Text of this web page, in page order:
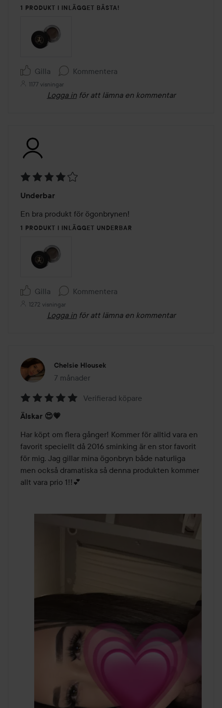
1 PRODUKT I INLÄGGET BÄSTA!
Gilla Kommentera
1177 visningar
Logga in för att lämna en kommentar
4
av
5
Underbar
En bra produkt för ögonbrynen!
1 PRODUKT I INLÄGGET UNDERBAR
Gilla Kommentera
1272 visningar
Logga in för att lämna en kommentar
Chelsie Hlousek
7 månader
Inlägget skapades 7 månader
5
av
5
Verifierad köpare
Älskar 😍💗
Har köpt om flera gånger! Kommer för alltid vara en
favorit speciellt då 2016 sminking är en stor favorit
för mig. Jag gillar mina ögonbryn både naturliga
men också dramatiska så denna produkten kommer
allt vara prio 1!!💕